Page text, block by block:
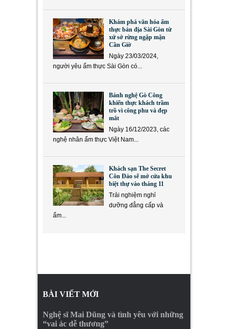
Khám phá văn hóa ẩm
thực bản địa Sài Gòn từ
xứ sở rừng ngập mặn
Cần Giờ
Ngày 23/03/2024,
người yêu ẩm thực Sài Gòn có...
Bánh nghệ Gò Công
khiến thực khách trầm
trồ vì công phu và đẹp
mắt
Ngày 16/12/2023, các
nghệ nhân ẩm thực Việt Nam...
Khách sạn The Secret
Côn Đảo sẽ mở cửa khu
biệt thự vào tháng 11
Trải nghiệm nghỉ
dưỡng đẳng cấp và
ẩm...
BÀI VIẾT MỚI
Nghệ sĩ Mai Dũng và tình yêu với những
“vai ác dễ thương”